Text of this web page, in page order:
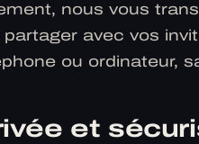
nous vous
partager avec vos
ou ordinateur,
et